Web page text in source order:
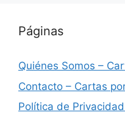
Páginas
Quiénes Somos –
Contacto – Cartas
Política de